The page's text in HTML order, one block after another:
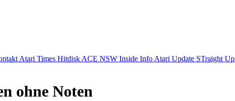
Atari Times Hitdisk ACE NSW Inside Info Atari Update STraight Up
ohne Noten